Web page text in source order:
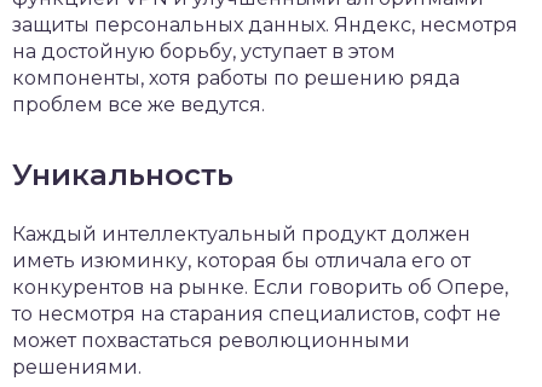
защиты персональных данных. Яндекс, несмотря
на достойную борьбу, уступает в этом
компоненты, хотя работы по решению ряда
проблем все же ведутся.
Уникальность
Каждый интеллектуальный продукт должен
иметь изюминку, которая бы отличала его от
конкурентов на рынке. Если говорить об Опере,
то несмотря на старания специалистов, софт не
может похвастаться революционными
решениями.